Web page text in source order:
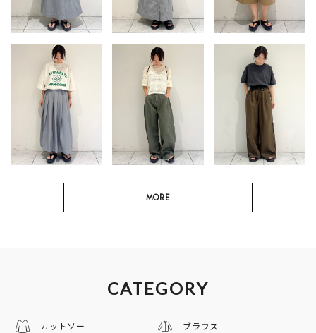
MORE
CATEGORY
カットソー ブラウス